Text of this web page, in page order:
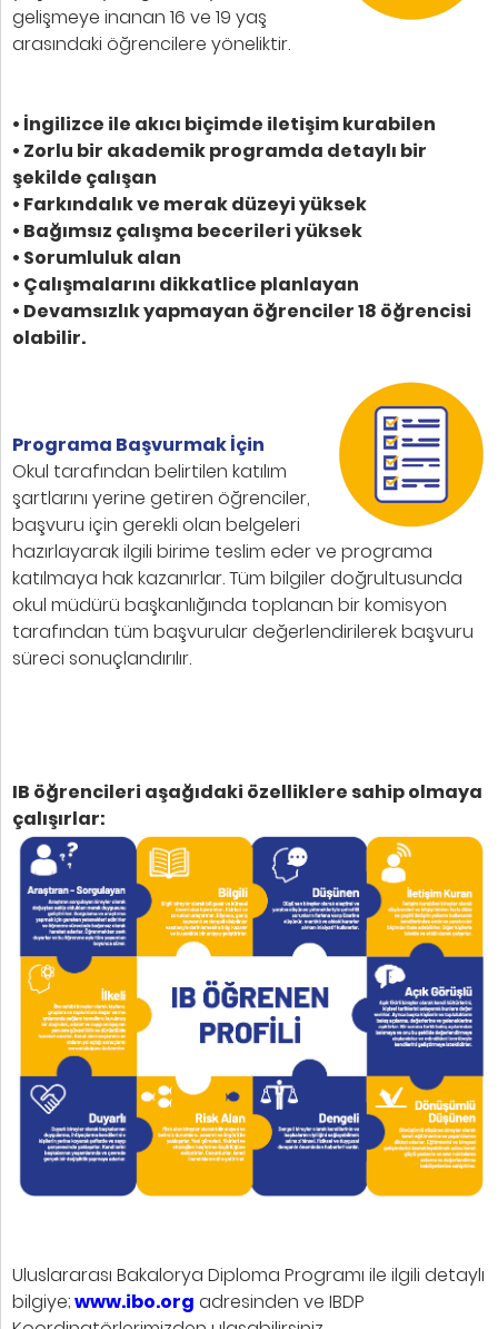
gelişmeye inanan 16 ve 19 yaş
arasındaki öğrencilere yöneliktir.
• İngilizce ile akıcı biçimde iletişim kurabilen
• Zorlu bir akademik programda detaylı bir
şekilde çalışan
• Farkındalık ve merak düzeyi yüksek
• Bağımsız çalışma becerileri yüksek
• Sorumluluk alan
• Çalışmalarını dikkatlice planlayan
• Devamsızlık yapmayan öğrenciler 18 öğrencisi
olabilir.
Programa Başvurmak İçin
Okul tarafından belirtilen katılım
şartlarını yerine getiren öğrenciler,
başvuru için gerekli olan belgeleri
hazırlayarak ilgili birime teslim eder ve programa
katılmaya hak kazanırlar. Tüm bilgiler doğrultusunda
okul müdürü başkanlığında toplanan bir komisyon
tarafından tüm başvurular değerlendirilerek başvuru
süreci sonuçlandırılır.
IB öğrencileri aşağıdaki özelliklere sahip olmaya
çalışırlar:
Uluslararası Bakalorya Diploma Programı ile ilgili detaylı
bilgiye;www.ibo.org adresinden ve IBDP